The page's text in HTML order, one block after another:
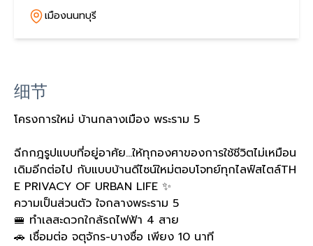
เมืองนนทบุรี
细节
โครงการใหม่ บ้านกลางเมือง พระราม 5
ฉีกกฎรูปแบบที่อยู่อาศัย...ให้ทุกองศาของการใช้ชีวิตไม่เหมือน
เดิมอีกต่อไป กับแบบบ้านดีไซน์ใหม่ตอบโจทย์ทุกไลฟ์สไตล์TH
E PRIVACY OF URBAN LIFE ✨
ความเป็นส่วนตัว ใจกลางพระราม 5
🚝 ทำเลสะดวกใกล้รถไฟฟ้า 4 สาย
🚗 เชื่อมต่อ จตุจักร-บางซื่อ เพียง 10 นาที